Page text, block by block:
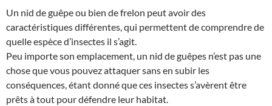
Un nid de guêpe ou bien de frelon peut avoir des
caractéristiques différentes, qui permettent de comprendre de
quelle espèce d’insectes il s’agit.
Peu importe son emplacement, un nid de guêpes n’est pas une
chose que vous pouvez attaquer sans en subir les
conséquences, étant donné que ces insectes s’avèrent être
prêts à tout pour défendre leur habitat.